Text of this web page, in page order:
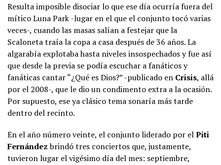
Resulta imposible disociar lo que ese día ocurría fuera del
mítico Luna Park -lugar en el que el conjunto tocó varias
veces-, cuando las masas salían a festejar que la
Scaloneta traía la copa a casa después de 36 años. La
algarabía explotaba hasta niveles insospechados y fue así
que desde la previa se podía escuchar a fanáticos y
fanáticas cantar “¿Qué es Dios?” -publicado en Crisis, allá
por el 2008-, que le dio un condimento extra a la ocasión.
Por supuesto, ese ya clásico tema sonaría más tarde
dentro del recinto.
En el año número veinte, el conjunto liderado por elPiti
Fernándezbrindó tres conciertos que, justamente,
tuvieron lugar el vigésimo día del mes: septiembre,